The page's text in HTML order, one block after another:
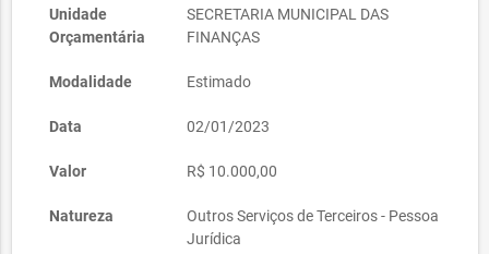
Unidade
Orçamentária
SECRETARIA MUNICIPAL DAS
FINANÇAS
Modalidade Estimado
Data 02/01/2023
Valor R$ 10.000,00
Natureza
Outros Serviços de Terceiros - Pessoa
Jurídica